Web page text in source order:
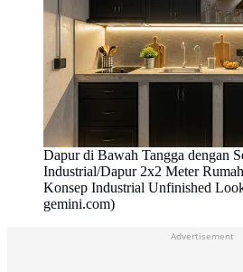
Dapur di Bawah Tangga dengan
Industrial/Dapur 2x2 Meter
Konsep Industrial Unfinished
gemini.com)